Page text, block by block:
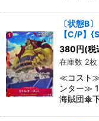
〔状態B
【C/P】
380円(税
在庫数 2枚
≪コスト
ンター≫
海賊団傘